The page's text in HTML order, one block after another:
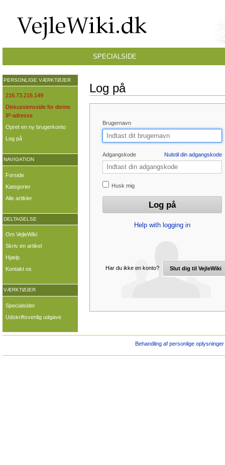
Log på
Brugernavn
Adgangskode Nulstil din adgangskode
Husk mig
Help with logging in
Har du ikke en konto? Slut dig til VejleWiki
SPECIALSIDE
PERSONLIGE VÆRKTØJER
216.73.216.149
Diskussionsside for denne
IP-adresse
Opret en ny brugerkonto
Log på
NAVIGATION
Forside
Kategorier
Alle artikler
DELTAGELSE
Om VejleWiki
Skriv en artikel
Hjælp
Kontakt os
VÆRKTØJER
Specialsider
Udskriftsvenlig udgave
Behandling af personlige oplysninger